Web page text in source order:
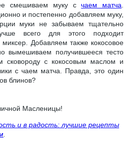
смешиваем муку счаем матча
и постепенно добавляем муку,
муки не забываем тщательно
всего для этого подходит
Добавляем также кокосовое
вымешиваем получившееся тесто
сковороду с кокосовым маслом и
с чаем матча. Правда, это один
блинов?
Масленицы!
и в радость: лучшие рецепты